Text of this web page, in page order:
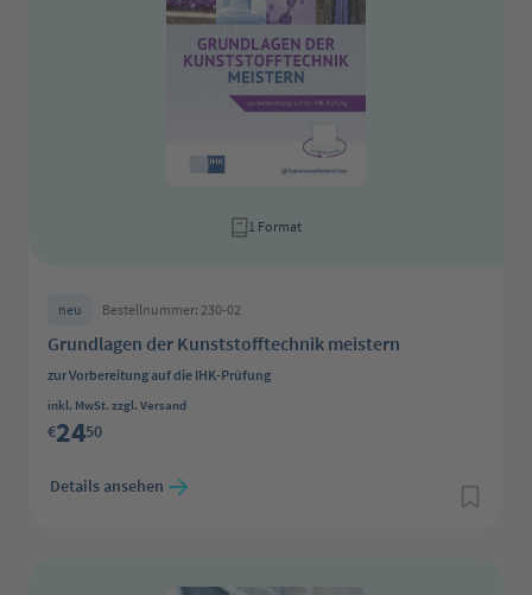
1 Format
neu Bestellnummer: 230-02
Grundlagen der Kunststofftechnik meistern
zur Vorbereitung auf die IHK-Prüfung
Regulärer Preis:
inkl. MwSt. zzgl. Versand
€2450
Details ansehen